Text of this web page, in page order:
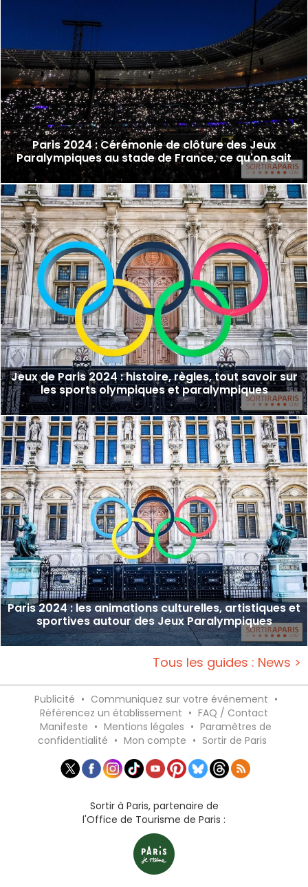
Paris 2024 : Cérémonie de clôture des Jeux
Paralympiques au stade de France, ce qu'on sait
Jeux de Paris 2024 : histoire, règles, tout savoir sur
les sports olympiques et paralympiques
Paris 2024 : les animations culturelles, artistiques et
sportives autour des Jeux Paralympiques
Tous les guides : News >
Publicité • Communiquez sur votre événement •
Référencez un établissement • FAQ / Contact
Manifeste • Mentions légales • Paramètres de
confidentialité • Mon compte • Sortir de Paris
Sortir à Paris, partenaire de
l'Office de Tourisme de Paris :